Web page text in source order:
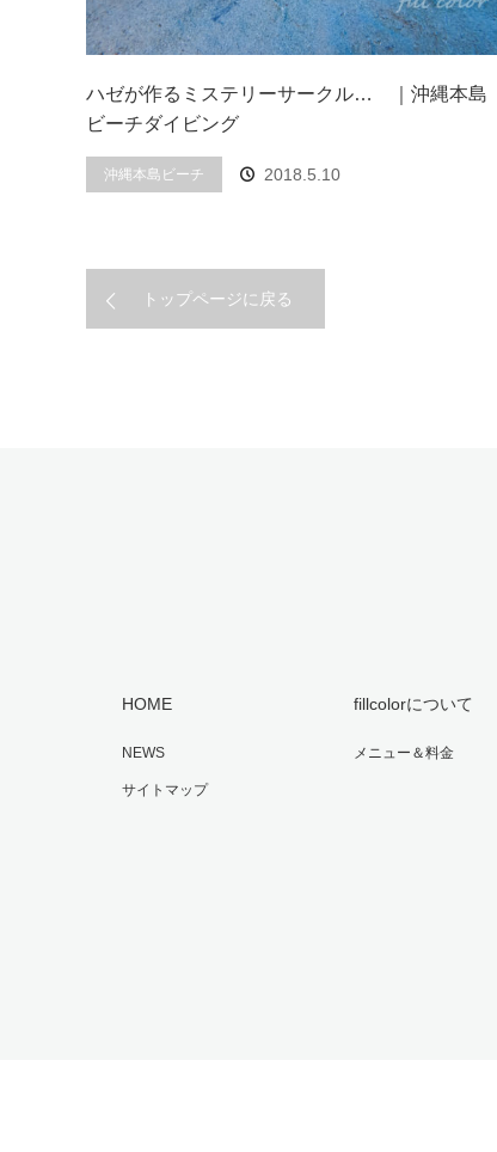
ハゼが作るミステリーサークル… ｜沖縄本島
ビーチダイビング
沖縄本島ビーチ 2018.5.10
トップページに戻る
HOME
NEWS
サイトマップ
fillcolorについて
メニュー＆料金